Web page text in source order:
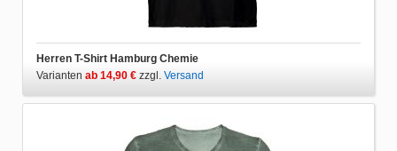
Herren T-Shirt Hamburg Chemie
Varianten ab 14,90 € zzgl. Versand